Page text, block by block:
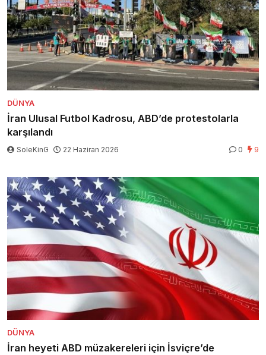
DÜNYA
İran Ulusal Futbol Kadrosu, ABD’de protestolarla
karşılandı
SoleKinG 22 Haziran 2026 0 9
DÜNYA
İran heyeti ABD müzakereleri için İsviçre’de